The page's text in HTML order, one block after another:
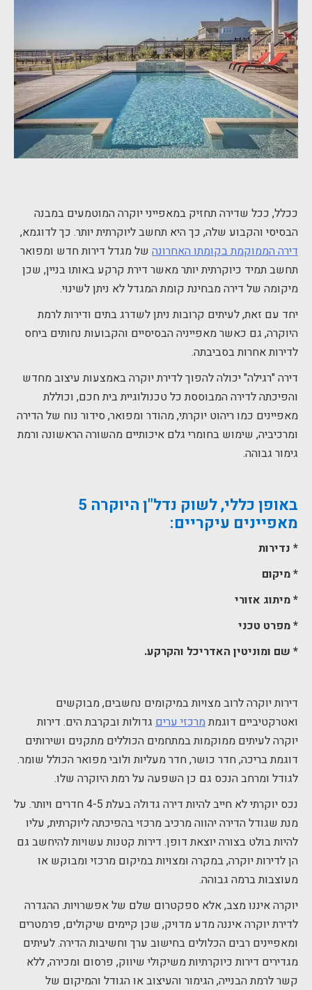
ככלל, ככל שדירה תחזיק במאפייני יוקרה המוטמעים במבנה
הבסיסי והקבוע שלה, כך היא תחשב ליוקרתית יותר. כך לדוגמא,
דירה הממוקמת בקומתו האחרונה של מגדל דירות חדש ומפואר
תחשב תמיד כיוקרתית יותר מאשר דירת קרקע באותו בניין, שכן
מיקומה של דירה מבחינת קומת המגדל לא ניתן לשינוי.
יחד עם זאת, לעיתים קרובות ניתן לשדרג בתים ודירות לרמת
היוקרה, גם כאשר מאפייניה הבסיסיים והקבועות נחותים ביחס
לדירות אחרות בסביבתה.
דירה "רגילה" יכולה להפוך לדירת יוקרה באמצעות עיצוב מחדש
והפיכתה לדירה המבוססת כל טכנולוגיית בית חכם, וכוללת
מאפיינים כמו ריהוט יוקרתי, מהודר ומפואר, סידור נוח של הדירה
ומרכיביה, שימוש בחומרי גלם איכותיים מהשורה הראשונה ורמת
גימור גבוהה.
באופן כללי, לשוק נדל"ן היוקרה 5
מאפיינים עיקריים:
* נדירות
* מיקום
* מיתוג אזורי
* מפרט טכני
* שם ומוניטין האדריכל והקרקע.
דירות יוקרה לרוב מצויות במיקומים נחשבים, מבוקשים
ואטרקטיביים דוגמתמרכזי ערים גדולות ובקרבת הים. דירות
יוקרה לעיתים ממוקמות במתחמים הכוללים מתקנים ושירותים
דוגמת בריכה, חדר כושר, חדר מעליות ולובי מפואר הכולל שומר.
לגודל ומרחב הנכס גם כן השפעה על רמת היוקרה שלו.
נכס יוקרתי לא חייב להיות דירה גדולה בעלת 4-5 חדרים ויותר. על
מנת שגודל הדירה יהווה מרכיב מרכזי בהפיכתה ליוקרתית, עליו
להיות בולט בצורה יוצאת דופן. דירות קטנות עשויות להיחשב גם
הן לדירות יוקרה, במקרה ומצויות במיקום מרכזי ומבוקש או
מעוצבות ברמה גבוהה.
יוקרה איננו מצב, אלא ספקטרום שלם של אפשרויות. ההגדרה
לדירת יוקרה איננה מדע מדויק, שכן קיימים שיקולים, פרמטרים
ומאפיינים רבים הכלולים בחישוב ערך וחשיבות הדירה. לעיתים
מגדירים דירות כיוקרתיות משיקולי שיווק, פרסום ומכירה, ללא
קשר לרמת הבנייה, הגימור והעיצוב או הגודל והמיקום של